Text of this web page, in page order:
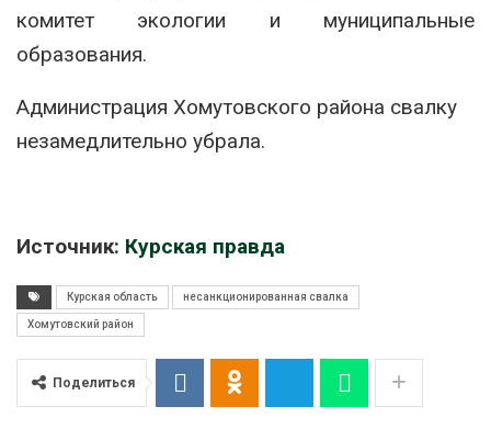
комитет экологии и муниципальные
образования.
Администрация Хомутовского района свалку
незамедлительно убрала.
Источник: Курская правда
Курская область несанкционированная свалка
Хомутовский район
Поделиться